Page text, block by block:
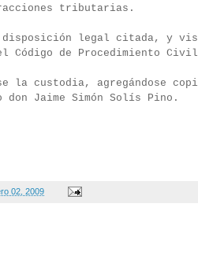
tributarias.
disposición legal citada, y
Código de Procedimiento
la custodia, agregándose
Jaime Simón Solís Pino.
02, 2009